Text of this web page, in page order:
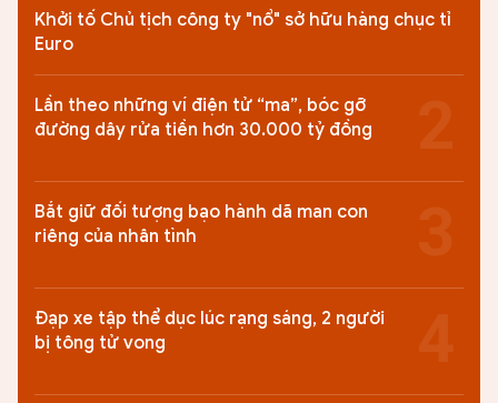
Khởi tố Chủ tịch công ty "nổ" sở hữu hàng chục tỉ
Euro
Lần theo những ví điện tử “ma”, bóc gỡ
đường dây rửa tiền hơn 30.000 tỷ đồng
Bắt giữ đối tượng bạo hành dã man con
riêng của nhân tình
Đạp xe tập thể dục lúc rạng sáng, 2 người
bị tông tử vong